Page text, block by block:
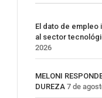
El dato de empleo
al sector
2026
MELONI
DUREZA 7 de